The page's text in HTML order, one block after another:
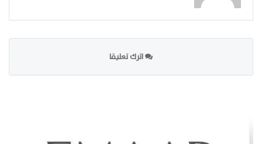
اترك تعليقا